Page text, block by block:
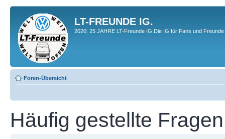
LT-FREUNDE IG.
2020; 25 JAHRE LT-Freunde IG.Die IG für Fans und
Foren-Übersicht
Häufig gestellte Fragen